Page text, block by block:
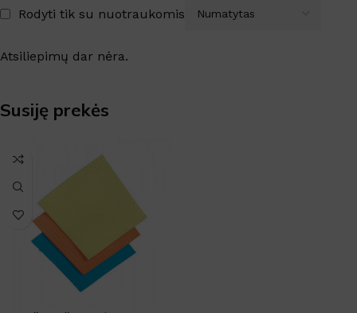
Rodyti tik su nuotraukomis
Atsiliepimų dar nėra.
Susiję prekės